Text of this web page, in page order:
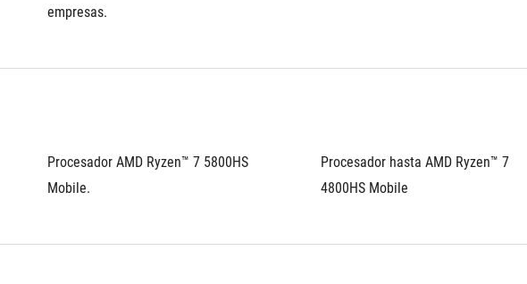
empresas.
Procesador AMD Ryzen™ 7 5800HS
Mobile.
Procesador hasta AMD Ryzen™ 7
4800HS Mobile